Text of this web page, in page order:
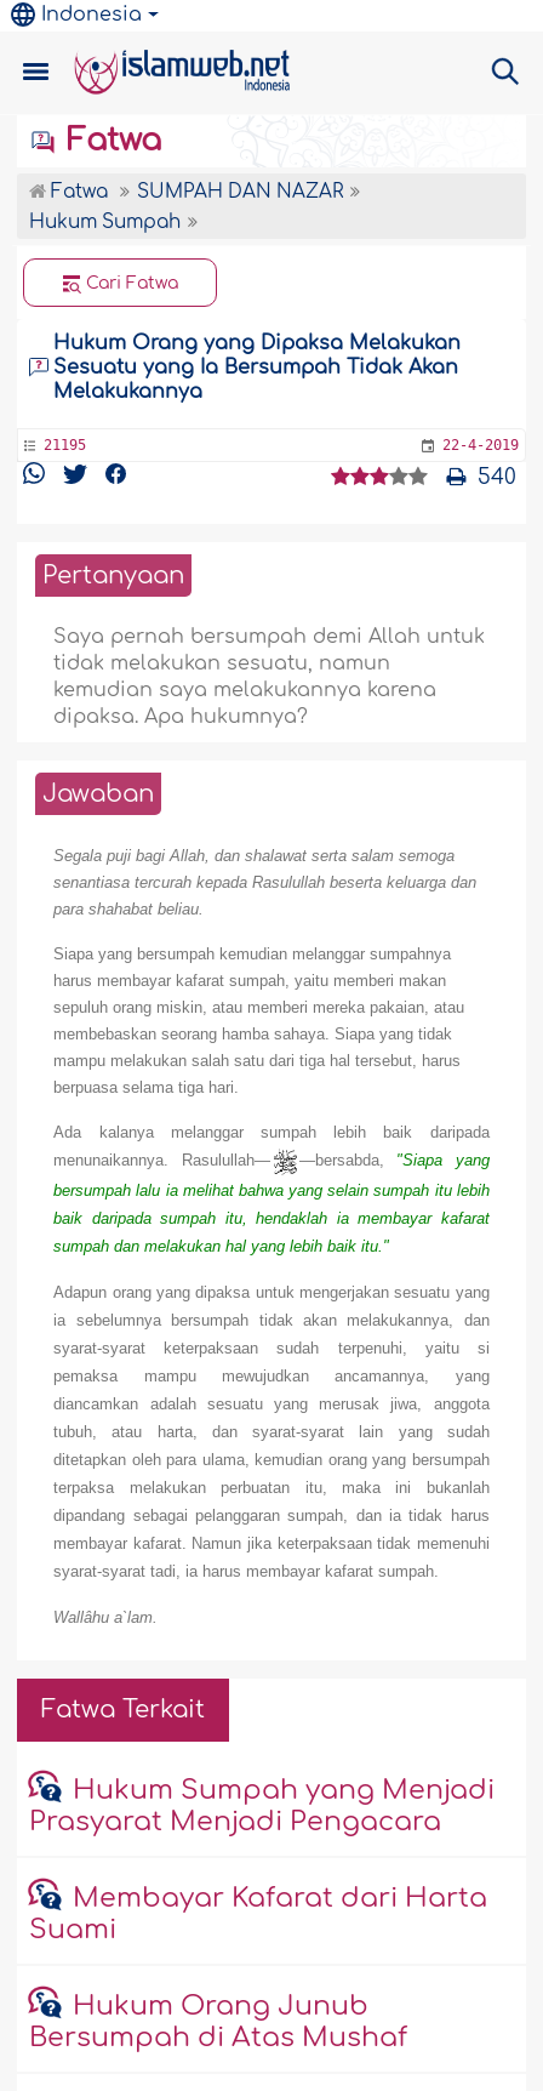
Indonesia
Fatwa
Fatwa
SUMPAH DAN NAZAR
Hukum Sumpah
Cari Fatwa
Hukum Orang yang Dipaksa Melakukan
Sesuatu yang Ia Bersumpah Tidak Akan
Melakukannya
21195 22-4-2019
540
Pertanyaan
Saya pernah bersumpah demi Allah untuk
tidak melakukan sesuatu, namun
kemudian saya melakukannya karena
dipaksa. Apa hukumnya?
Jawaban
Segala puji bagi Allah, dan shalawat serta salam semoga
senantiasa tercurah kepada Rasulullah beserta keluarga dan
para shahabat beliau.
Siapa yang bersumpah kemudian melanggar sumpahnya
harus membayar kafarat sumpah, yaitu memberi makan
sepuluh orang miskin, atau memberi mereka pakaian, atau
membebaskan seorang hamba sahaya. Siapa yang tidak
mampu melakukan salahsatu dari tiga hal tersebut, harus
berpuasa selama tiga hari.
Ada kalanya melanggar sumpah lebih baik daripada
menunaikannya. Rasulullah—
—bersabda, "Siapa yang
bersumpah lalu ia melihat bahwa yang selain sumpah itu lebih
baik daripada sumpah itu, hendaklah ia membayar kafarat
sumpah dan melakukan hal yang lebih baik itu."
Adapun orang yang dipaksa untuk mengerjakan sesuatu yang
ia sebelumnya bersumpah tidak akan melakukannya, dan
syarat-syarat keterpaksaan sudah terpenuhi, yaitu si
pemaksa mampu mewujudkan ancamannya, yang
diancamkan adalah sesuatu yang merusak jiwa, anggota
tubuh, atau harta, dan syarat-syarat lain yang sudah
ditetapkan oleh para ulama, kemudian orang yang bersumpah
terpaksa melakukan perbuatan itu, maka ini bukanlah
dipandang sebagai pelanggaran sumpah, dan ia tidak harus
membayar kafarat. Namun jika keterpaksaan tidak memenuhi
syarat-syarat tadi, ia harus membayar kafarat sumpah.
Wallâhu a`lam.
Fatwa Terkait
Hukum Sumpah yang Menjadi
Prasyarat Menjadi Pengacara
Membayar Kafarat dari Harta
Suami
Hukum Orang Junub
Bersumpah di Atas Mushaf